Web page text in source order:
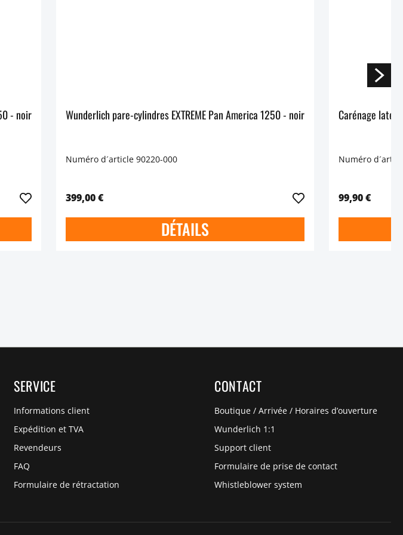
Protection de carénage Wunderlich pour arceau de protection moteur d'origine Pan America 1250 - noir Wunderlich pare-cylindres EXTREME Pan America 1250 - noir
Numéro d´article 90220-000
399,00 €
DÉTAILS
Numéro
99,90 €
SERVICE
Informations client
Expédition et TVA
Revendeurs
FAQ
Formulaire de rétractation
CONTACT
Boutique / Arrivée / Horaires d’ouverture
Wunderlich 1:1
Support client
Formulaire de prise de contact
Whistleblower system